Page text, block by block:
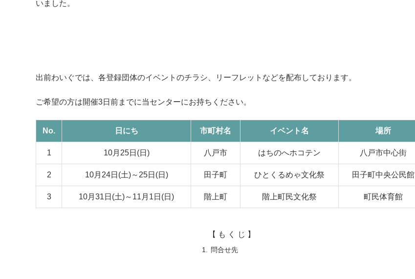
いました。
出前わいぐでは、各登録団体のイベントのチラシ、リーフレットなどを配布しております。
ご希望の方は開催3日前までに当センターにお持ちください。
No. 日にち 市町村名 イベント名 場所
1 10月25日(日) 八戸市 はちのへホコテン 八戸市中心街
2 10月24日(土)～25日(日) 田子町 ひとくるめゃ文化祭 田子町中央公民館
3 10月31日(土)～11月1日(日) 階上町 階上町民文化祭 町民体育館
【 も く じ 】
問合せ先